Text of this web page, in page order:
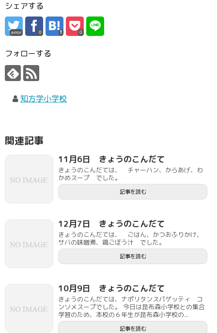
シェアする
error 0 0
フォローする
知方学小学校
関連記事
11月6日 きょうのこんだて
きょうのこんだては、 チャーハン、からあげ、わ
かめスープ でした。
記事を読む
12月7日 きょうのこんだて
きょうのこんだては、 ごはん、かつおふりかけ、
サバの味噌煮、鶏ごぼう汁 でした。
記事を読む
10月9日 きょうのこんだて
きょうのこんだては、ナポリタンスパゲッティ コ
ンソメスープでした。 今日は昆布森小学校との集合
学習のため、本校の６年生が昆布森小学校の...
記事を読む